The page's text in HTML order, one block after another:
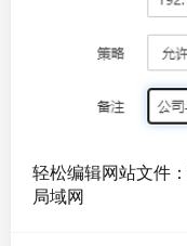
轻松编辑网站文件
局域网